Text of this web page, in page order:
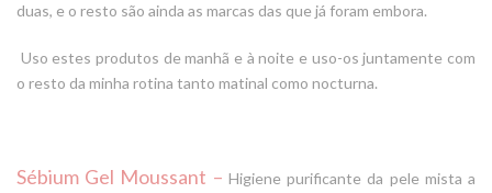
duas, e o resto são ainda as marcas das que já foram embora.
Uso estes produtos de manhã e à noite e uso-os juntamente com
o resto da minha rotina tanto matinal como nocturna.
Sébium Gel Moussant – Higiene purificante da pele mista a